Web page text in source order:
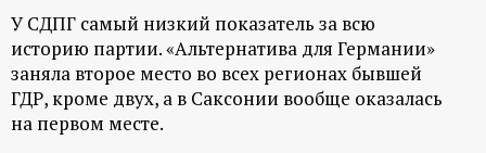
л
У СДПГ самый низкий показатель за всю
историю партии. «Альтернатива для Германии»
заняла второе место во всех регионах бывшей
ГДР, кроме двух, а в Саксонии вообще оказалась
на первом месте.